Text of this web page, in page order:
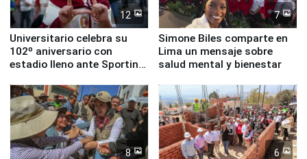
12
Universitario celebra su
102º aniversario con
estadio lleno ante Sporting
7
Simone Biles comparte en
Lima un mensaje sobre
salud mental y bienestar
8 6